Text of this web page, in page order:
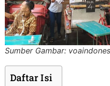
Sumber Gambar:
Daftar Isi